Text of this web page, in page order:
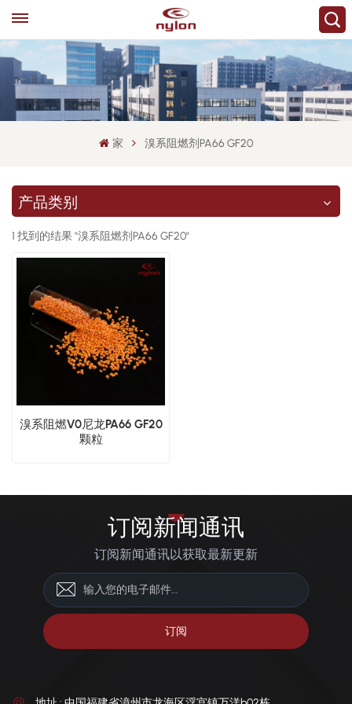
家 溴系阻燃剂PA66 GF20
产品类别
1 找到的结果 "溴系阻燃剂PA66 GF20"
溴系阻燃V0尼龙PA66 GF20
颗粒
订阅新闻通讯
订阅新闻通讯以获取最新更新